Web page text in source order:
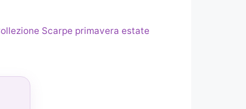
Scarpe primavera estate